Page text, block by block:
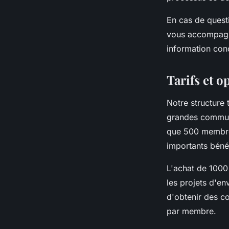
En cas de
vous
information
Tarifs et
Notre structure
grandes
que 500
importants
L'achat de
les projets
d'obtenir des
par membre.